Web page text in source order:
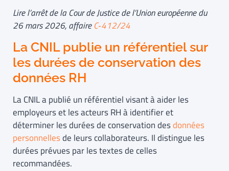
Lire l’arrêt de la Cour de Justice de l’Union européenne du
26 mars 2026, affaireC‑412/24
La CNIL publie un référentiel sur
les durées de conservation des
données RH
La CNIL a publié un référentiel visant à aider les
employeurs et les acteurs RH à identifier et
déterminer les durées de conservation desdonnées
personnellesde leurs collaborateurs. Il distingue les
durées prévues par les textes de celles
recommandées.